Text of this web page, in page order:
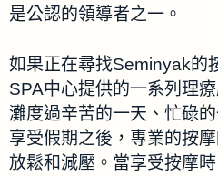
是公認的領導者之一。
如果正在尋找Seminyak的
SPA中心提供的一系列理
灘度過辛苦的一天、忙碌
享受假期之後，專業的按
放鬆和減壓。當享受按摩